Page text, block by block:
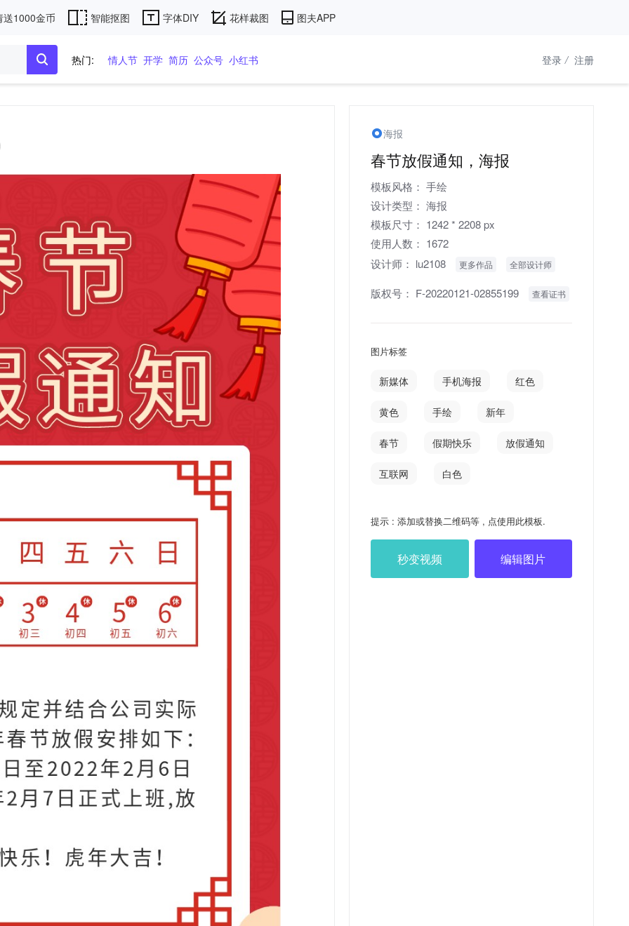
送1000金币 智能抠图 字体DIY 花样裁图 图夫APP
热门: 情人节 开学 简历 公众号 小红书 登录 / 注册
海报
春节放假通知，海报
模板风格： 手绘
设计类型： 海报
模板尺寸： 1242 * 2208 px
使用人数： 1672
设计师： lu2108 更多作品 全部设计师
版权号： F-20220121-02855199 查看证书
图片标签
新媒体 手机海报 红色
黄色 手绘 新年
春节 假期快乐 放假通知
互联网 白色
提示 : 添加或替换二维码等 , 点使用此模板.
秒变视频 编辑图片